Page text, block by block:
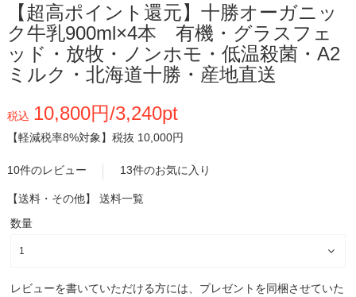
【超高ポイント還元】十勝オーガニッ
ク牛乳900ml×4本 有機・グラスフェ
ッド・放牧・ノンホモ・低温殺菌・A2
ミルク・北海道十勝・産地直送
税込 10,800円/3,240pt
【軽減税率8%対象】 税抜 10,000円
10件のレビュー 13件のお気に入り
【送料・その他】 送料一覧
数量
レビューを書いていただける方には、プレゼントを同梱させていた